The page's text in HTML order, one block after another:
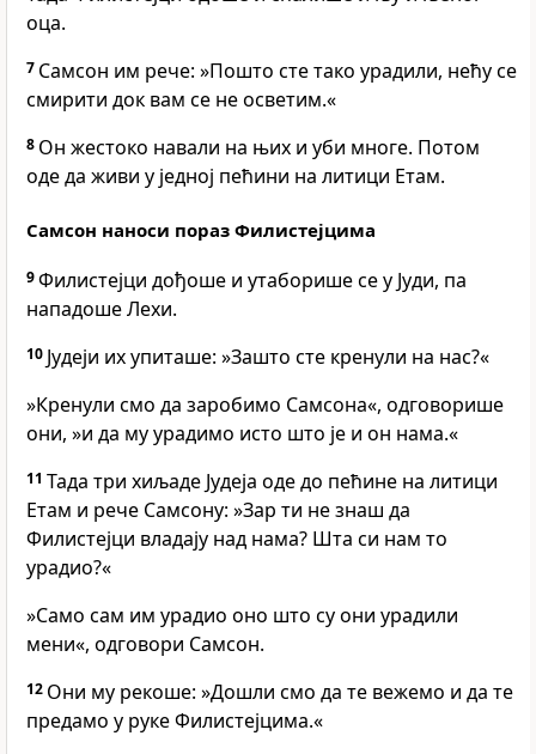
оца.
7 Самсон им рече: »Пошто сте тако урадили, нећу се
смирити док вам се не осветим.«
8 Он жестоко навали на њих и уби многе. Потом
оде да живи у једној пећини на литици Етам.
Самсон наноси пораз Филистејцима
9Филистејци дођоше и утаборише се у Јуди, па
нападоше Лехи.
10 Јудеји их упиташе: »Зашто сте кренули на нас?«
»Кренули смо да заробимо Самсона«, одговорише
они, »и да му урадимо исто што је и он нама.«
11 Тада три хиљаде Јудеја оде до пећине на литици
Етам и рече Самсону: »Зар ти не знаш да
Филистејци владају над нама? Шта си нам то
урадио?«
»Само сам им урадио оно што су они урадили
мени«, одговори Самсон.
12 Они му рекоше: »Дошли смо да те вежемо и да те
предамо у руке Филистејцима.«